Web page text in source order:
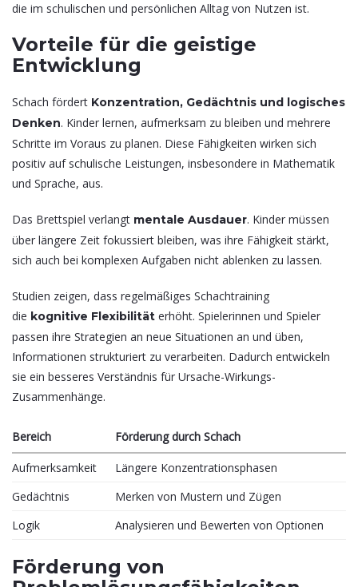
die im schulischen und persönlichen Alltag von Nutzen ist.
Vorteile für die geistige
Entwicklung
Schach fördert Konzentration, Gedächtnis und logisches
Denken. Kinder lernen, aufmerksam zu bleiben und mehrere
Schritte im Voraus zu planen. Diese Fähigkeiten wirken sich
positiv auf schulische Leistungen, insbesondere in Mathematik
und Sprache, aus.
Das Brettspiel verlangt mentale Ausdauer. Kinder müssen
über längere Zeit fokussiert bleiben, was ihre Fähigkeit stärkt,
sich auch bei komplexen Aufgaben nicht ablenken zu lassen.
Studien zeigen, dass regelmäßiges Schachtraining
die kognitive Flexibilität erhöht. Spielerinnen und Spieler
passen ihre Strategien an neue Situationen an und üben,
Informationen strukturiert zu verarbeiten. Dadurch entwickeln
sie ein besseres Verständnis für Ursache-Wirkungs-
Zusammenhänge.
Bereich Förderung durch Schach
Aufmerksamkeit
Längere Konzentrationsphasen
Gedächtnis
Merken von Mustern und Zügen
Logik
Analysieren und Bewerten von Optionen
Förderung von